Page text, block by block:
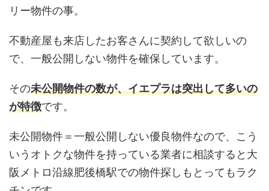
リー物件の事。
不動産屋も来店したお客さんに契約して欲しいの
で、一般公開しない物件を確保しています。
その未公開物件の数が、イエプラは突出して多いの
が特徴です。
未公開物件＝一般公開しない優良物件なので、こう
いうオトクな物件を持っている業者に相談すると大
阪メトロ沿線肥後橋駅での物件探しもとってもラク